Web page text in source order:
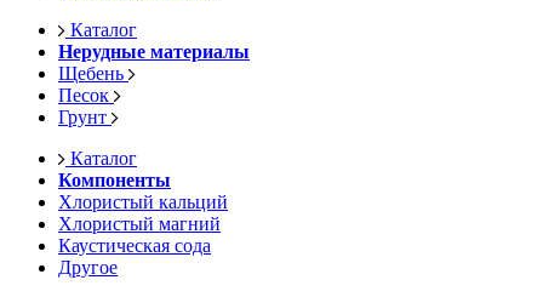
Каталог
Нерудные материалы
Щебень
Песок
Грунт
Каталог
Компоненты
Хлористый кальций
Хлористый магний
Каустическая сода
Другое